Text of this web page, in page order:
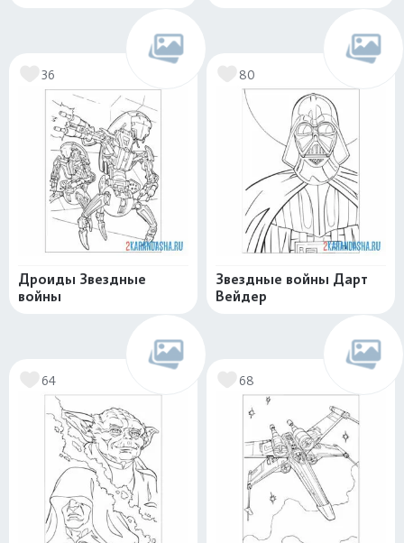
36
Дроиды Звездные
войны
80
Звездные войны Дарт
Вейдер
64 68